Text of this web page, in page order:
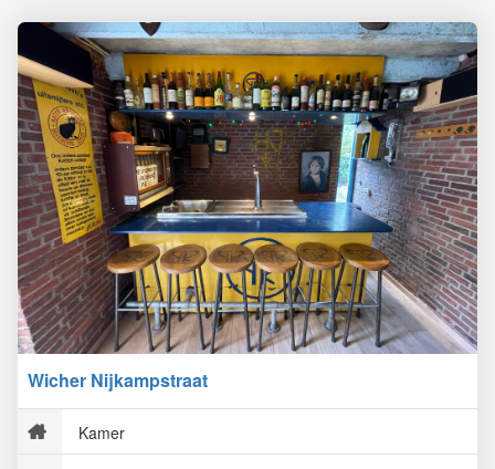
Wicher Nijkampstraat
Kamer